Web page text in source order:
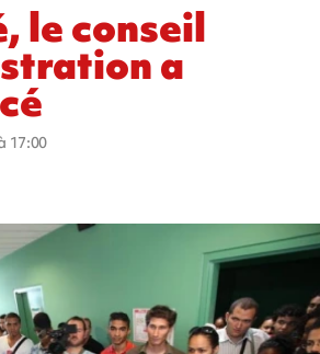
le conseil
a
17:00